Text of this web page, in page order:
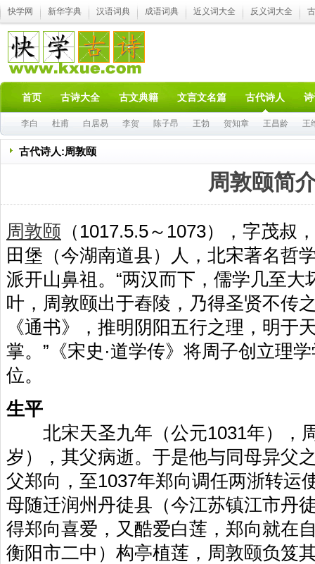
快学网 新华字典 汉语词典 成语词典 近义词大全 反义词大全
首页 古诗大全 古文典籍 文言文名篇 古代诗人
李白 杜甫 白居易 李贺 陈子昂 王勃 贺知章 王昌龄 王
古代诗人:周敦颐
周敦颐简
周敦颐 （1017.5.5～1073），字茂叔
田堡（今湖南道县）人，北宋著名哲
派开山鼻祖。“两汉而下，儒学几至大
叶，周敦颐出于舂陵，乃得圣贤不传
《通书》，推明阴阳五行之理，明于
掌。”《宋史·道学传》将周子创立理
位。
生平
北宋天圣九年（公元1031年），
岁），其父病逝。于是他与同母异父
父郑向，至1037年郑向调任两浙转运
母随迁润州丹徒县（今江苏镇江市丹
得郑向喜爱，又酷爱白莲，郑向就在
衡阳市二中）构亭植莲，周敦颐负笈